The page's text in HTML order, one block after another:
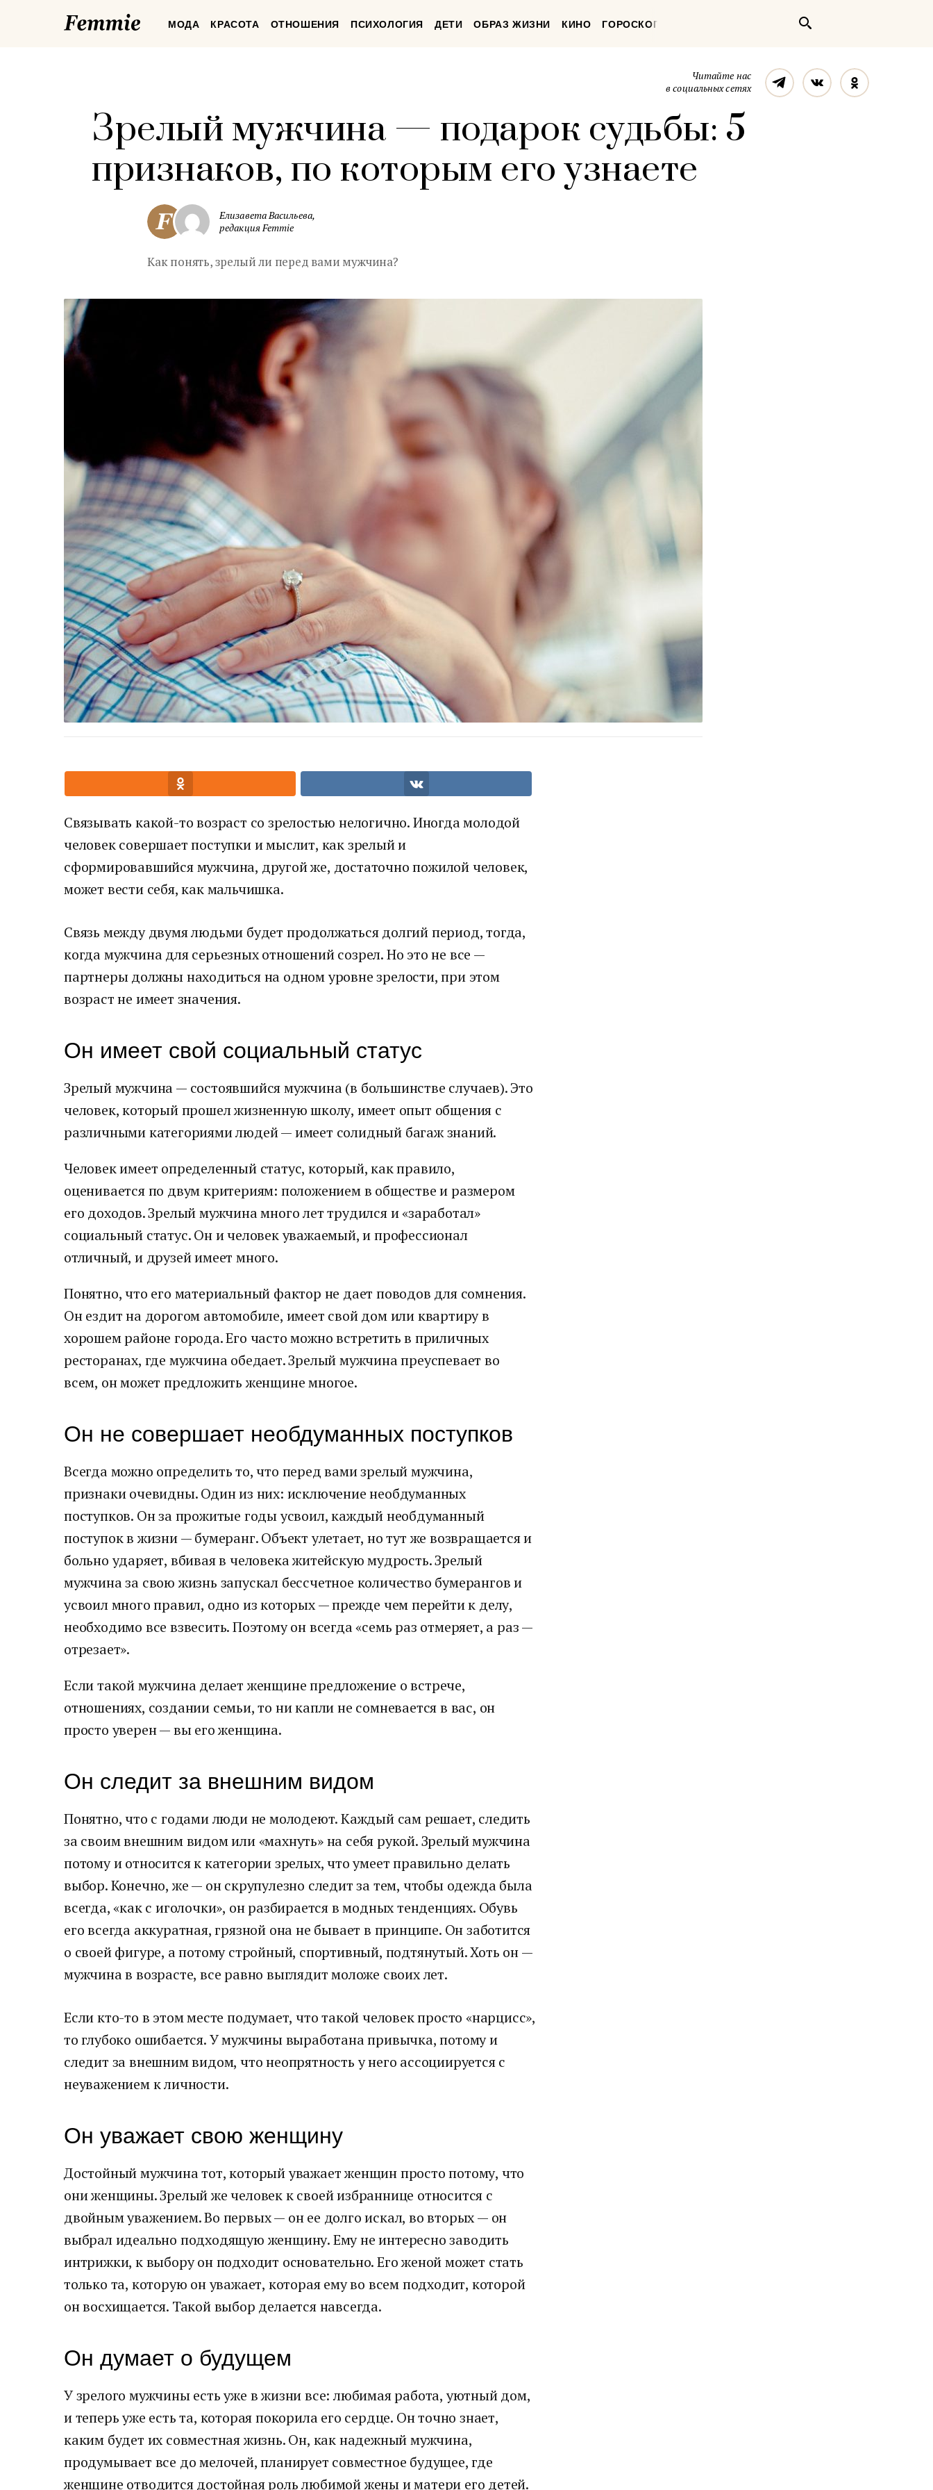
FemmieМОДА КРАСОТА ОТНОШЕНИЯ ПСИХОЛОГИЯ ДЕТИ ОБРАЗ ЖИЗНИ КИНО ГОРОСКОП
Читайте нас
в социальных сетях
ТелеграмВконтакте
Зрелый мужчина — подарок судьбы: 5
признаков, по которым его узнаете
Елизавета Васильева,
редакция Femmie
Как понять, зрелый ли перед вами мужчина?
Связывать какой-то возраст со зрелостью нелогично. Иногда молодой
человек совершает поступки и мыслит, как зрелый и
сформировавшийся мужчина, другой же, достаточно пожилой человек,
может вести себя, как мальчишка.
Связь между двумя людьми будет продолжаться долгий период, тогда,
когда мужчина для серьезных отношений созрел. Но это не все —
партнеры должны находиться на одном уровне зрелости, при этом
возраст не имеет значения.
Он имеет свой социальный статус
Зрелый мужчина — состоявшийся мужчина (в большинстве случаев). Это
человек, который прошел жизненную школу, имеет опыт общения с
различными категориями людей — имеет солидный багаж знаний.
Человек имеет определенный статус, который, как правило,
оценивается по двум критериям: положением в обществе и размером
его доходов. Зрелый мужчина много лет трудился и «заработал»
социальный статус. Он и человек уважаемый, и профессионал
отличный, и друзей имеет много.
Понятно, что его материальный фактор не дает поводов для сомнения.
Он ездит на дорогом автомобиле, имеет свой дом или квартиру в
хорошем районе города. Его часто можно встретить в приличных
ресторанах, где мужчина обедает. Зрелый мужчина преуспевает во
всем, он может предложить женщине многое.
Он не совершает необдуманных поступков
Всегда можно определить то, что перед вами зрелый мужчина,
признаки очевидны. Один из них: исключение необдуманных
поступков. Он за прожитые годы усвоил, каждый необдуманный
поступок в жизни — бумеранг. Объект улетает, но тут же возвращается и
больно ударяет, вбивая в человека житейскую мудрость. Зрелый
мужчина за свою жизнь запускал бессчетное количество бумерангов и
усвоил много правил, одно из которых — прежде чем перейти к делу,
необходимо все взвесить. Поэтому он всегда «семь раз отмеряет, а раз —
отрезает».
Если такой мужчина делает женщине предложение о встрече,
отношениях, создании семьи, то ни капли не сомневается в вас, он
просто уверен — вы его женщина.
Он следит за внешним видом
Понятно, что с годами люди не молодеют. Каждый сам решает, следить
за своим внешним видом или «махнуть» на себя рукой. Зрелый мужчина
потому и относится к категории зрелых, что умеет правильно делать
выбор. Конечно, же — он скрупулезно следит за тем, чтобы одежда была
всегда, «как с иголочки», он разбирается в модных тенденциях. Обувь
его всегда аккуратная, грязной она не бывает в принципе. Он заботится
о своей фигуре, а потому стройный, спортивный, подтянутый. Хоть он —
мужчина в возрасте, все равно выглядит моложе своих лет.
Если кто-то в этом месте подумает, что такой человек просто «нарцисс»,
то глубоко ошибается. У мужчины выработана привычка, потому и
следит за внешним видом, что неопрятность у него ассоциируется с
неуважением к личности.
Он уважает свою женщину
Достойный мужчина тот, который уважает женщин просто потому, что
они женщины. Зрелый же человек к своей избраннице относится с
двойным уважением. Во первых — он ее долго искал, во вторых — он
выбрал идеально подходящую женщину. Ему не интересно заводить
интрижки, к выбору он подходит основательно. Его женой может стать
только та, которую он уважает, которая ему во всем подходит, которой
он восхищается. Такой выбор делается навсегда.
Он думает о будущем
У зрелого мужчины есть уже в жизни все: любимая работа, уютный дом,
и теперь уже есть та, которая покорила его сердце. Он точно знает,
каким будет их совместная жизнь. Он, как надежный мужчина,
продумывает все до мелочей, планирует совместное будущее, где
женщине отводится достойная роль любимой жены и матери его детей.